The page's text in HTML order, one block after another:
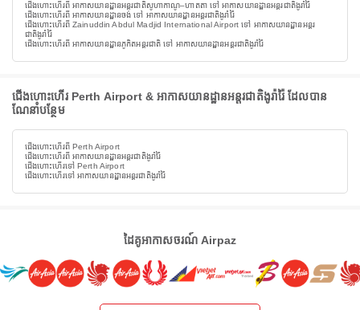
ជើងហោះហើរពី អាកាសយានដ្ឋានអន្តរជាតិសូហាកាណូ–ហាតតា ទៅ អាកាសយានដ្ឋានអន្តរជាតិងូរ៉ារ៉ៃ
ជើងហោះហើរពី អាកាសយានដ្ឋានចង់ ទៅ អាកាសយានដ្ឋានអន្តរជាតិងូរ៉ារ៉ៃ
ជើងហោះហើរពី Zainuddin Abdul Madjid International Airport ទៅ អាកាសយានដ្ឋានអន្តរ
ជាតិងូរ៉ារ៉ៃ
ជើងហោះហើរពី អាកាសយានដ្ឋានភូកិតអន្តរជាតិ ទៅ អាកាសយានដ្ឋានអន្តរជាតិងូរ៉ារ៉ៃ
ជើងហោះហើរ Perth Airport & អាកាសយានដ្ឋានអន្តរជាតិងូរ៉ារ៉ៃ ដែលបាន
ណែនាំបន្ថែម
ជើងហោះហើរពី Perth Airport
ជើងហោះហើរពី អាកាសយានដ្ឋានអន្តរជាតិងូរ៉ារ៉ៃ
ជើងហោះហើរទៅ Perth Airport
ជើងហោះហើរទៅ អាកាសយានដ្ឋានអន្តរជាតិងូរ៉ារ៉ៃ
ដៃគូអាកាសចរណ៍ Airpaz